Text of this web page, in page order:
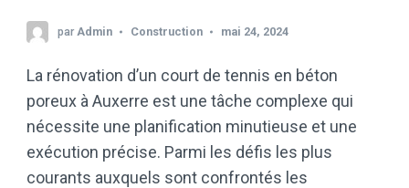
par Admin Construction mai 24, 2024
La rénovation d’un court de tennis en béton
poreux à Auxerre est une tâche complexe qui
nécessite une planification minutieuse et une
exécution précise. Parmi les défis les plus
courants auxquels sont confrontés les